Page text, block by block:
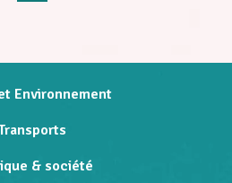
Environnement
& société